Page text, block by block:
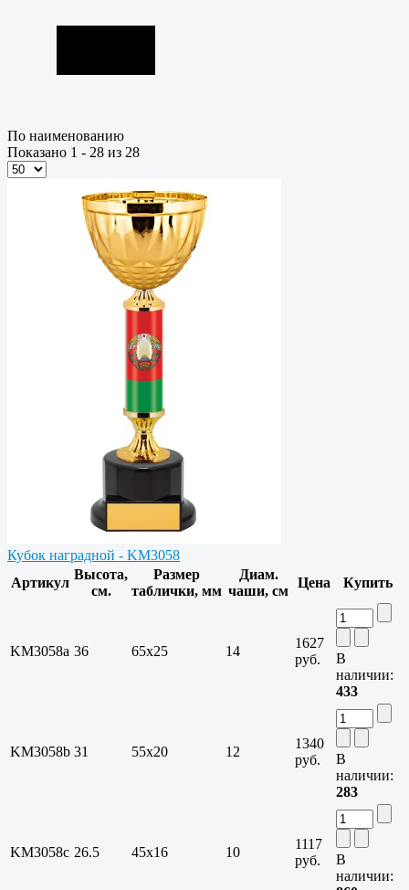
По наименованию
Показано 1 - 28 из 28
Кубок наградной - KM3058
Артикул
Высота,
см.
Размер
таблички, мм
Диам.
чаши, см
Цена Купить
KM3058a 36 65х25 14
1627
руб.
В
наличии:
433
KM3058b 31 55х20 12
1340
руб.
В
наличии:
283
KM3058c 26.5 45х16 10
1117
руб.
В
наличии: